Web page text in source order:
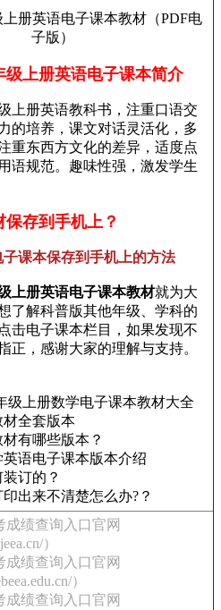
级上册英语电子课本简介
册英语教科书，注重口语交
的培养，课文对话灵活化，多
重东西方文化的差异，适度点
语规范。趣味性强，激发学生
保存到手机上？
子课本保存到手机上的方法
上册英语电子课本教材就为大
了解科普版其他年级、学科的
击电子课本栏目，如果发现不
正，感谢大家的理解与支持。
上册数学电子课本教材大全
全套版本
有哪些版本？
语电子课本版本介绍
订的？
来不清楚怎么办?？
成绩查询入口官网
）
成绩查询入口官网
）
成绩查询入口官网